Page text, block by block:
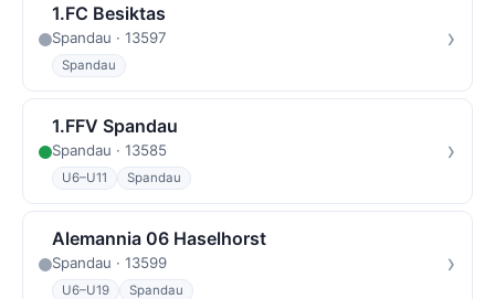
1.FC Besiktas
Spandau · 13597
Spandau
›
1.FFV Spandau
Spandau · 13585
U6–U11 Spandau
›
Alemannia 06 Haselhorst
Spandau · 13599
U6–U19 Spandau
›